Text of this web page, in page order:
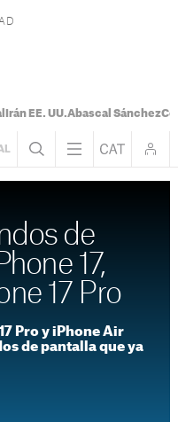
Irán EE. UU.Abascal Sánchez
de
17,
17 Pro
Pro y iPhone Air
de pantalla que ya